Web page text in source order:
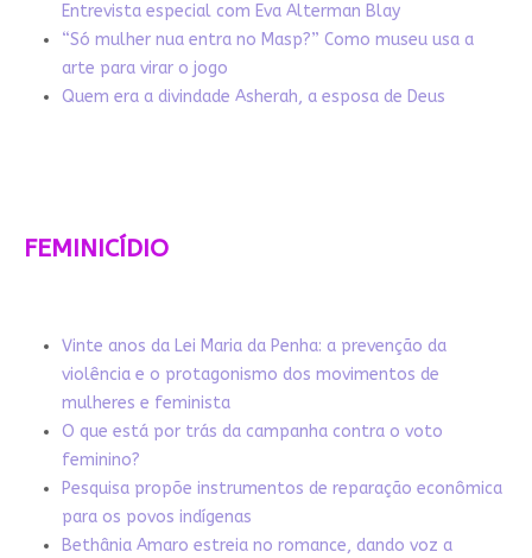
Entrevista especial com Eva Alterman Blay
“Só mulher nua entra no Masp?” Como museu usa a
arte para virar o jogo
Quem era a divindade Asherah, a esposa de Deus
FEMINICÍDIO
Vinte anos da Lei Maria da Penha: a prevenção da
violência e o protagonismo dos movimentos de
mulheres e feminista
O que está por trás da campanha contra o voto
feminino?
Pesquisa propõe instrumentos de reparação econômica
para os povos indígenas
Bethânia Amaro estreia no romance, dando voz a